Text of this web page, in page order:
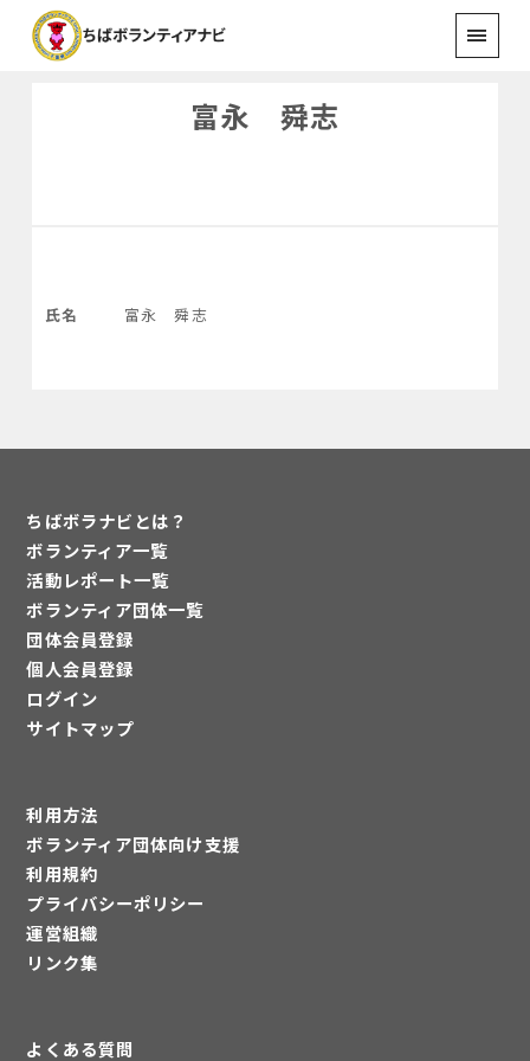
富永 舜志
氏名 富永 舜志
ちばボラナビとは？
ボランティア一覧
活動レポート一覧
ボランティア団体一覧
団体会員登録
個人会員登録
ログイン
サイトマップ
利用方法
ボランティア団体向け支援
利用規約
プライバシーポリシー
運営組織
リンク集
よくある質問